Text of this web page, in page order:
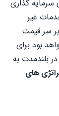
سرمایه گذاری
غیر
سر قیمت
بود برای
بلندمدت به
های